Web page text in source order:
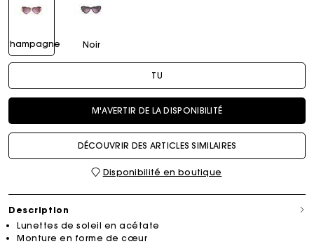
Champagne Noir
TU
M'AVERTIR DE LA DISPONIBILITÉ
DÉCOUVRIR DES ARTICLES SIMILAIRES
Disponibilité en boutique
Description
Lunettes de soleil en acétate
Monture en forme de cœur